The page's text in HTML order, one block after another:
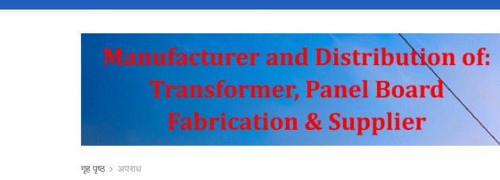
गृह पृष्ठ अपराध